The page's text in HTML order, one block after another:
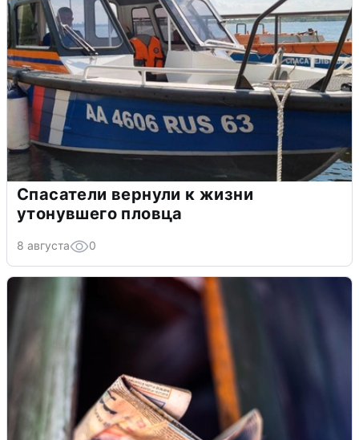
Спасатели вернули к жизни
утонувшего пловца
8 августа 0